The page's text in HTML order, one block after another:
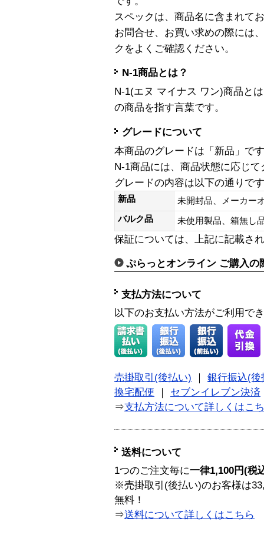
スペックは、商品名に含まれて
お問合せ、お買い求めの際には
クをよくご確認ください。
N-1商品とは？
N-1(エヌ マイナス ワン)商品と
の商品を指す言葉です。
グレードについて
本商品のグレードは「新品」です
N-1商品には、商品状態に応じ
グレードの内容は以下の通りで
新品
未開封品、メーカー
バルク品
未使用製品、箱無
保証については、上記に記載さ
ぷらっとオンライン ご購入の
支払方法について
以下のお支払い方法がご利用で
売掛取引(後払い)
銀行振込(後
換宅配便
セブンイレブン決済
⇒支払方法について詳しくはこ
送料について
1つのご注文毎に一律1,100円(税
※売掛取引(後払い)のお客様は
無料！
⇒送料について詳しくはこちら